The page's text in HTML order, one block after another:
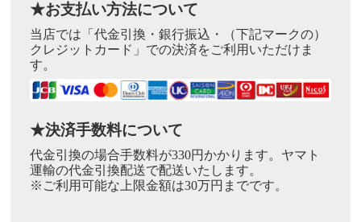
★お支払い方法について
当店では「代金引換・銀行振込・（下記マークの）
クレジットカード」での決済をご利用いただけま
す。
★決済手数料について
代金引換の場合手数料が330円かかります。ヤマト
運輸の代金引換配送で配送いたします。
※ご利用可能な上限金額は30万円までです。